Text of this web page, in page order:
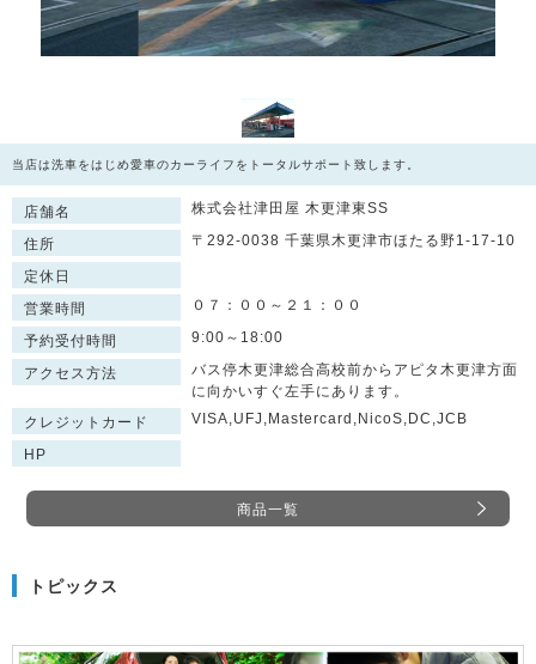
当店は洗車をはじめ愛車のカーライフをトータルサポート致します。
店舗名 株式会社津田屋 木更津東SS
住所 〒292-0038 千葉県木更津市ほたる野1-17-10
定休日
営業時間
０７：００～２１：００
予約受付時間 9:00～18:00
アクセス方法
バス停木更津総合高校前からアピタ木更津方面
に向かいすぐ左手にあります。
クレジットカード
VISA,UFJ,Mastercard,NicoS,DC,JCB
HP
商品一覧
トピックス